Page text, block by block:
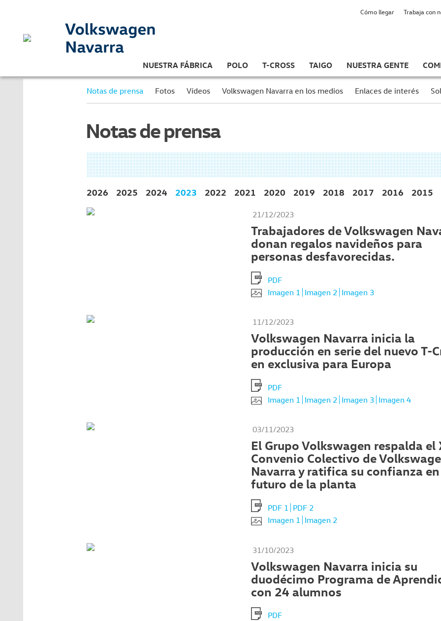
NUESTRA FÁBRICA POLO T-CROSS TAIGO NUESTRA GENTE
Cómo llegar Trabaja con
Notas de prensa Fotos Vídeos Volkswagen Navarra en los medios Enlaces de interés
Notas de prensa
2026 2025 2024 2023 2022 2021 2020 2019 2018 2017 2016 2015
21/12/2023
Trabajadores de Volkswagen
donan regalos navideños para
personas desfavorecidas.
PDF
Imagen 1 Imagen 2 Imagen 3
11/12/2023
Volkswagen Navarra inicia la
producción en serie del nuevo T-
en exclusiva para Europa
PDF
Imagen 1 Imagen 2 Imagen 3 Imagen 4
03/11/2023
El Grupo Volkswagen respalda el
Convenio Colectivo de
Navarra y ratifica su confianza
futuro de la planta
PDF 1 PDF 2
Imagen 1 Imagen 2
31/10/2023
Volkswagen Navarra inicia su
duodécimo Programa de
con 24 alumnos
PDF